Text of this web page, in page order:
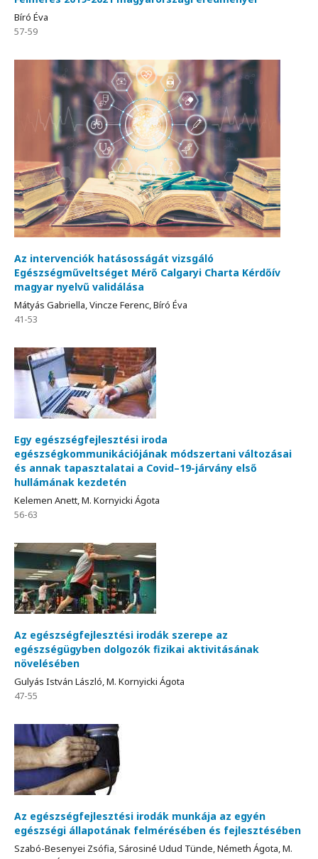
Bíró Éva
57-59
Az intervenciók hatásosságát vizsgáló
Egészségműveltséget Mérő Calgaryi Charta Kérdőív
magyar nyelvű validálása
Mátyás Gabriella, Vincze Ferenc, Bíró Éva
41-53
Egy egészségfejlesztési iroda
egészségkommunikációjának módszertani változásai
és annak tapasztalatai a Covid–19-járvány első
hullámának kezdetén
Kelemen Anett, M. Kornyicki Ágota
56-63
Az egészségfejlesztési irodák szerepe az
egészségügyben dolgozók fizikai aktivitásának
növelésében
Gulyás István László, M. Kornyicki Ágota
47-55
Az egészségfejlesztési irodák munkája az egyén
egészségi állapotának felmérésében és fejlesztésében
Szabó-Besenyei Zsófia, Sárosiné Udud Tünde, Németh Ágota, M.